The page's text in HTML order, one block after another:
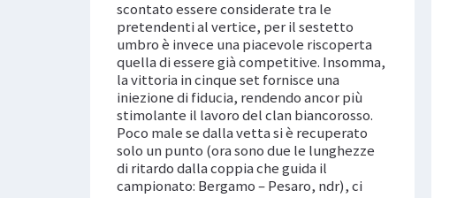
scontato essere considerate tra le
pretendenti al vertice, per il sestetto
umbro è invece una piacevole riscoperta
quella di essere già competitive. Insomma,
la vittoria in cinque set fornisce una
iniezione di fiducia, rendendo ancor più
stimolante il lavoro del clan biancorosso.
Poco male se dalla vetta si è recuperato
solo un punto (ora sono due le lunghezze
di ritardo dalla coppia che guida il
campionato: Bergamo – Pesaro, ndr), ci